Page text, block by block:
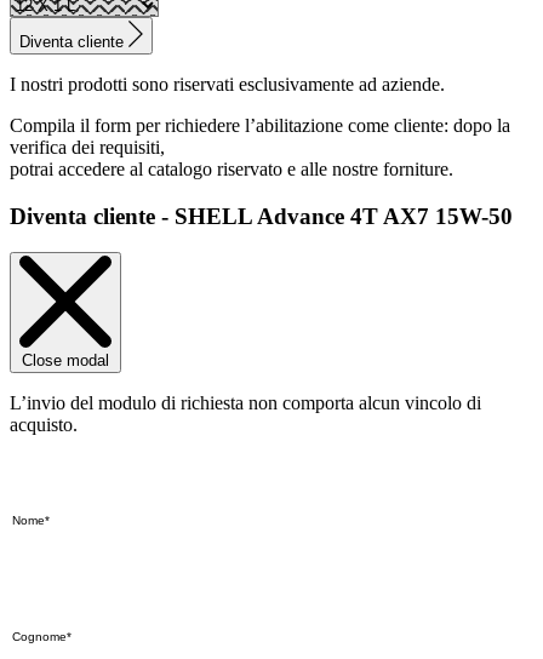
Diventa cliente
I nostri prodotti sono riservati esclusivamente ad aziende.
Compila il form per richiedere l’abilitazione come cliente: dopo la
verifica dei requisiti,
potrai accedere al catalogo riservato e alle nostre forniture.
Diventa cliente - SHELL Advance 4T AX7 15W-50
Close modal
L’invio del modulo di richiesta non comporta alcun vincolo di
acquisto.